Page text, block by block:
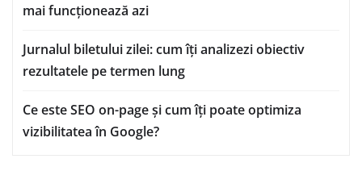
mai funcționează azi
Jurnalul biletului zilei: cum îți analizezi obiectiv
rezultatele pe termen lung
Ce este SEO on-page și cum îți poate optimiza
vizibilitatea în Google?